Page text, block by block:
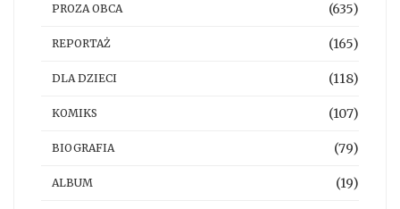
PROZA OBCA (635)
REPORTAŻ (165)
DLA DZIECI (118)
KOMIKS (107)
BIOGRAFIA (79)
ALBUM (19)